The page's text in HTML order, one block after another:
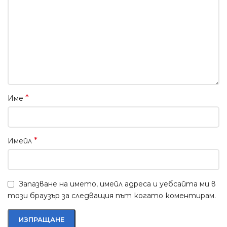
Име *
Имейл *
Запазване на името, имейл адреса и уебсайта ми в
този браузър за следващия път когато коментирам.